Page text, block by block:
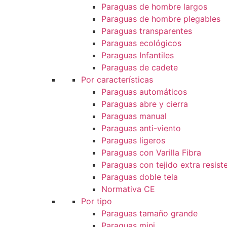
Paraguas de hombre largos
Paraguas de hombre plegables
Paraguas transparentes
Paraguas ecológicos
Paraguas Infantiles
Paraguas de cadete
Por características
Paraguas automáticos
Paraguas abre y cierra
Paraguas manual
Paraguas anti-viento
Paraguas ligeros
Paraguas con Varilla Fibra
Paraguas con tejido extra
Paraguas doble tela
Normativa CE
Por tipo
Paraguas tamaño grande